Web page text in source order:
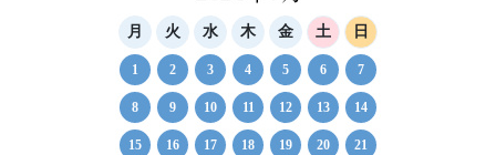
月 火 水 木 金 土 日
1 2 3 4 5 6 7
8 9 10 11 12 13 14
15 16 17 18 19 20 21